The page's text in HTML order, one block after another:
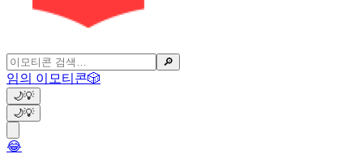
🔎
임의 이모티콘🎲
🌙💡
🌙💡
😂